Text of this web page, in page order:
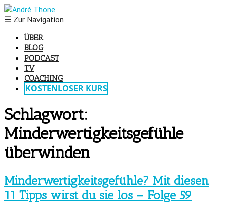
☰ Zur Navigation
ÜBER
BLOG
PODCAST
TV
COACHING
KOSTENLOSER KURS
Schlagwort:
Minderwertigkeitsgefühle
überwinden
Minderwertigkeitsgefühle? Mit diesen
11 Tipps wirst du sie los – Folge 59